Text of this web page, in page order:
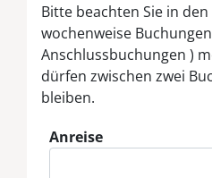
Bitte beachten Sie in
wochenweise
Anschlussbuchungen )
dürfen zwischen zwei
bleiben.
Anreise